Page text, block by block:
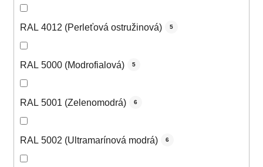
RAL 4012 (Perleťová ostružinová) 5
RAL 5000 (Modrofialová) 5
RAL 5001 (Zelenomodrá) 6
RAL 5002 (Ultramarínová modrá) 6